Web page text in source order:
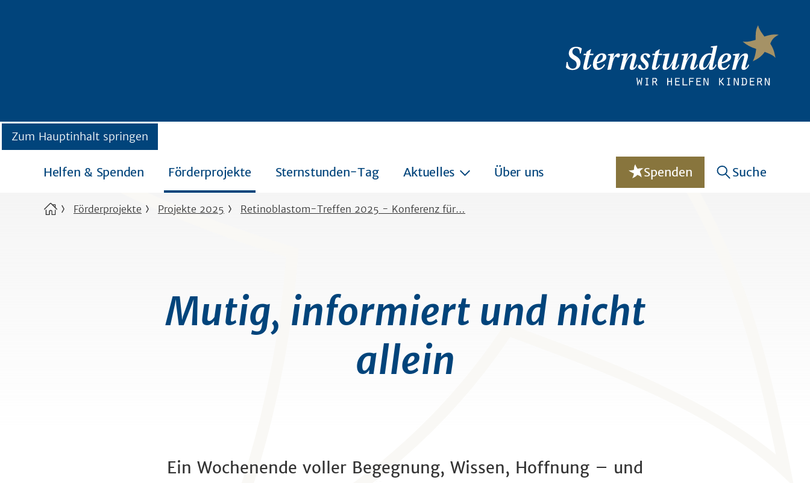
Zum Hauptinhalt springen
Helfen & Spenden Förderprojekte Sternstunden-Tag Aktuelles Über uns Spenden Suche
Förderprojekte Projekte 2025 Retinoblastom-Treffen 2025 - Konferenz für…
Mutig, informiert und nicht
allein
Ein Wochenende voller Begegnung, Wissen, Hoffnung – und